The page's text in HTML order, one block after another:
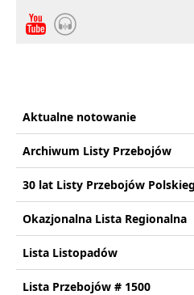
Aktualne notowanie
Archiwum Listy Przebojów
30 lat Listy Przebojów
Okazjonalna Lista Regionalna
Lista Listopadów
Lista Przebojów # 1500